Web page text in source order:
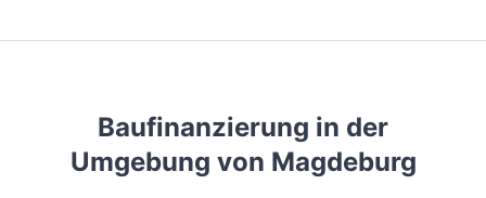
Baufinanzierung in der
Umgebung von Magdeburg